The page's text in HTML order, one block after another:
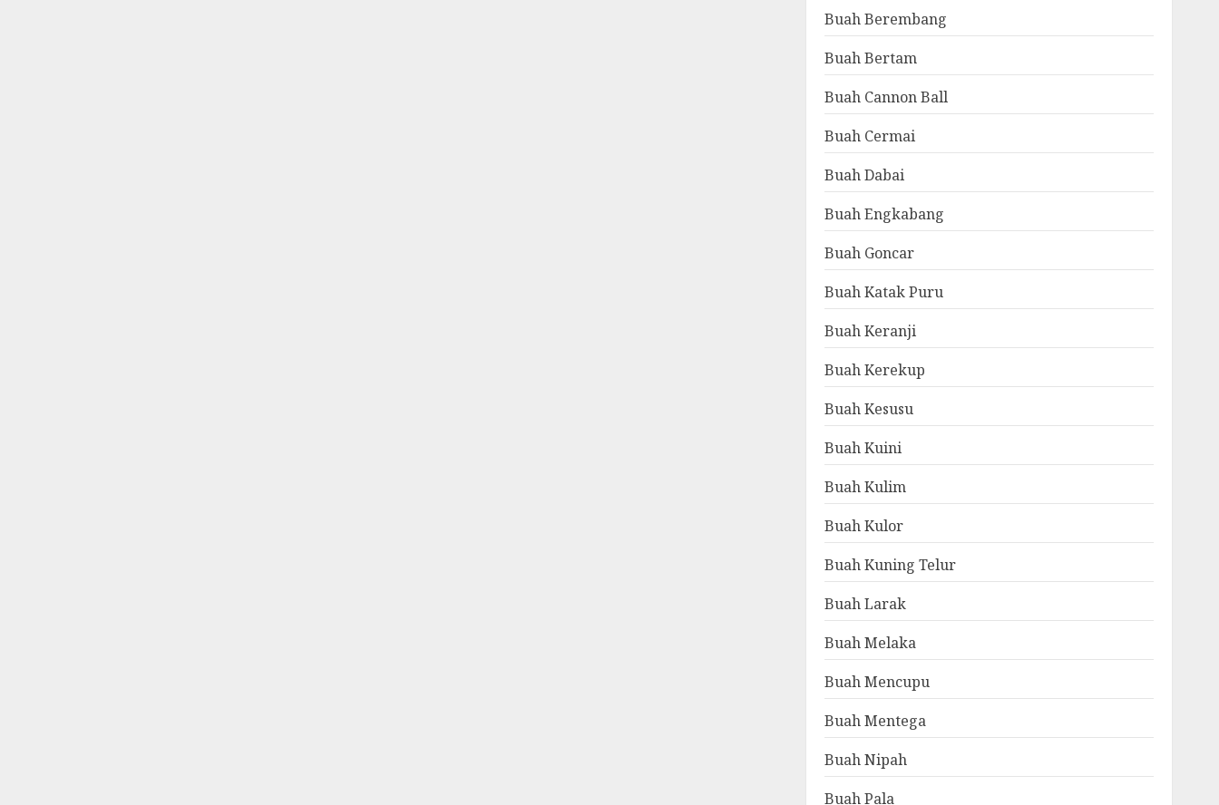
Buah Berembang
Buah Bertam
Buah Cannon Ball
Buah Cermai
Buah Dabai
Buah Engkabang
Buah Goncar
Buah Katak Puru
Buah Keranji
Buah Kerekup
Buah Kesusu
Buah Kuini
Buah Kulim
Buah Kulor
Buah Kuning Telur
Buah Larak
Buah Melaka
Buah Mencupu
Buah Mentega
Buah Nipah
Buah Pala